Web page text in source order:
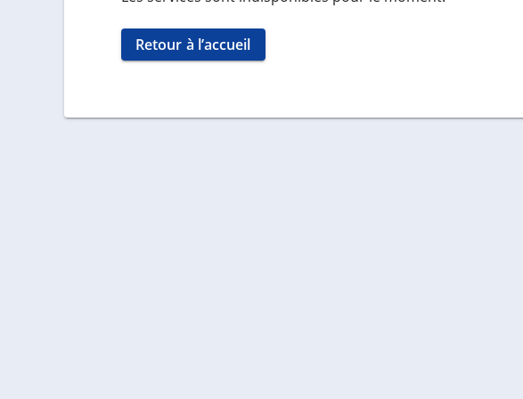
Retour à l’accueil